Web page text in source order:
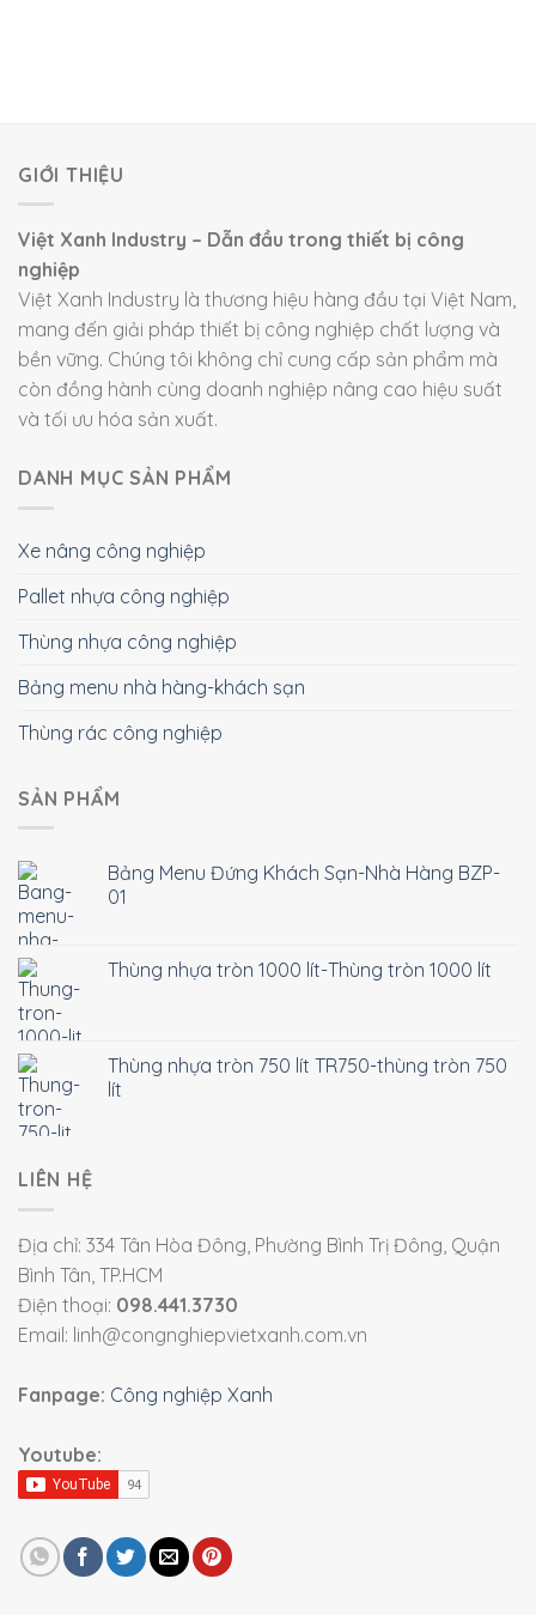
GIỚI THIỆU
Việt Xanh Industry – Dẫn đầu trong thiết bị công
nghiệp
Việt Xanh Industry là thương hiệu hàng đầu tại Việt Nam,
mang đến giải pháp thiết bị công nghiệp chất lượng và
bền vững. Chúng tôi không chỉ cung cấp sản phẩm mà
còn đồng hành cùng doanh nghiệp nâng cao hiệu suất
và tối ưu hóa sản xuất.
DANH MỤC SẢN PHẨM
Xe nâng công nghiệp
Pallet nhựa công nghiệp
Thùng nhựa công nghiệp
Bảng menu nhà hàng-khách sạn
Thùng rác công nghiệp
SẢN PHẨM
Bảng Menu Đứng Khách Sạn-Nhà Hàng BZP-
01
Thùng nhựa tròn 1000 lít-Thùng tròn 1000 lít
Thùng nhựa tròn 750 lít TR750-thùng tròn 750
lít
LIÊN HỆ
Địa chỉ: 334 Tân Hòa Đông, Phường Bình Trị Đông, Quận
Bình Tân, TP.HCM
Điện thoại: 098.441.3730
Email: linh@congnghiepvietxanh.com.vn
Fanpage: Công nghiệp Xanh
Youtube: